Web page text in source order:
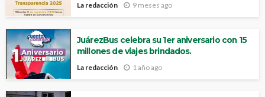
La redacción 9 meses ago
JuárezBus celebra su 1er aniversario con 15
millones de viajes brindados.
La redacción 1 año ago